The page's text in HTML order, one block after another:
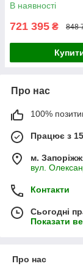
В наявності
721 395 ₴ 848
Про нас
100%
Працює з
м.
вул.
Контакти
Сьогодні
Показати
Про нас